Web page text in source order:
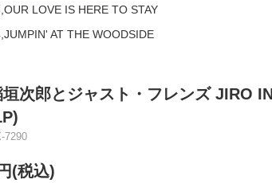
LOVE IS HERE TO STAY
AT THE WOODSIDE
垣次郎とジャスト・フレンズ JIRO
7290
(税込)